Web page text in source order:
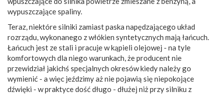
wypuszczające spaliny.
Teraz, niektóre silniki zamiast paska napędzającego układ
rozrządu, wykonanego z włókien syntetycznych mają łańcuch.
Łańcuch jest ze stali i pracuje w kąpieli olejowej - na tyle
komfortowych dla niego warunkach, że producent nie
przewidział jakichś specjalnych okresów kiedy należy go
wymienić - a więc jeździmy aż nie pojawią się niepokojące
dźwięki - w praktyce dość długo - dłużej niż przy silniku z